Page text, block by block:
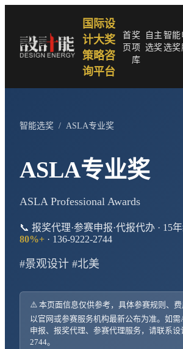
国际设
计大奖
策略咨
询平台
首
页
奖
项
库
自主
选奖
智能
选奖
智能选奖 / ASLA专业奖
ASLA专业奖
ASLA Professional Awards
📞 报奖代理·参赛申报·代报代办 · 15
80%+ · 136-9222-2744
#景观设计 #北美
⚠️ 本页面信息仅供参考，具体参赛规则、
以官网或参赛服务机构最新公布为准。如需
申报、报奖代理、参赛代理服务，请联系设
2744。